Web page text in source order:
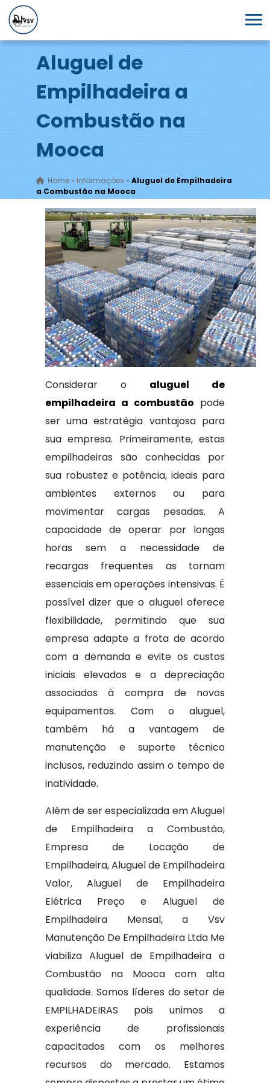
Aluguel de
Empilhadeira a
Combustão na
Mooca
Home» Informações » Aluguel de Empilhadeira
a Combustão na Mooca
Considerar o aluguel de
empilhadeira a combustão pode
ser uma estratégia vantajosa para
sua empresa. Primeiramente, estas
empilhadeiras são conhecidas por
sua robustez e potência, ideais para
ambientes externos ou para
movimentar cargas pesadas. A
capacidade de operar por longas
horas sem a necessidade de
recargas frequentes as tornam
essenciais em operações intensivas. É
possível dizer que o aluguel oferece
flexibilidade, permitindo que sua
empresa adapte a frota de acordo
com a demanda e evite os custos
iniciais elevados e a depreciação
associados à compra de novos
equipamentos. Com o aluguel,
também há a vantagem de
manutenção e suporte técnico
inclusos, reduzindo assim o tempo de
inatividade.
Além de ser especializada em Aluguel
de Empilhadeira a Combustão,
Empresa de Locação de
Empilhadeira, Aluguel de Empilhadeira
Valor, Aluguel de Empilhadeira
Elétrica Preço e Aluguel de
Empilhadeira Mensal, a Vsv
Manutenção De Empilhadeira Ltda Me
viabiliza Aluguel de Empilhadeira a
Combustão na Mooca com alta
qualidade. Somos líderes do setor de
EMPILHADEIRAS pois unimos a
experiência de profissionais
capacitados com os melhores
recursos do mercado. Estamos